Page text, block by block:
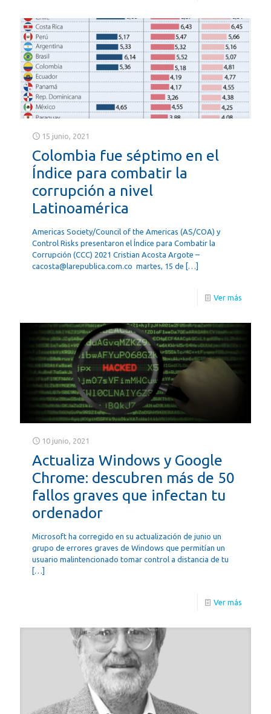
15 junio, 2021
Colombia fue séptimo en el
Índice para combatir la
corrupción a nivel
Latinoamérica
Americas Society/Council of the Americas (AS/COA) y
Control Risks presentaron el Índice para Combatir la
Corrupción (CCC) 2021 Cristian Acosta Argote –
cacosta@larepublica.com.co martes, 15 de […]
Ver más
10 junio, 2021
Actualiza Windows y Google
Chrome: descubren más de 50
fallos graves que infectan tu
ordenador
Microsoft ha corregido en su actualización de junio un
grupo de errores graves de Windows que permitían un
usuario malintencionado tomar control a distancia de tu
[…]
Ver más